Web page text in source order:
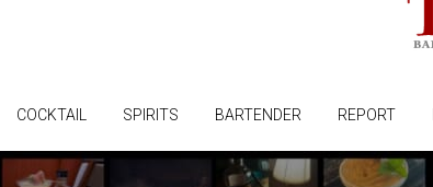
COCKTAIL SPIRITS BARTENDER REPORT